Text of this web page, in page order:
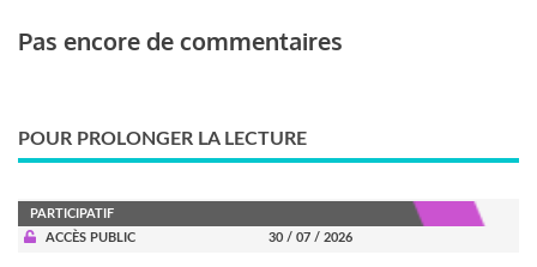
Pas encore de commentaires
POUR PROLONGER LA LECTURE
PARTICIPATIF
ACCÈS PUBLIC
30 / 07 / 2026